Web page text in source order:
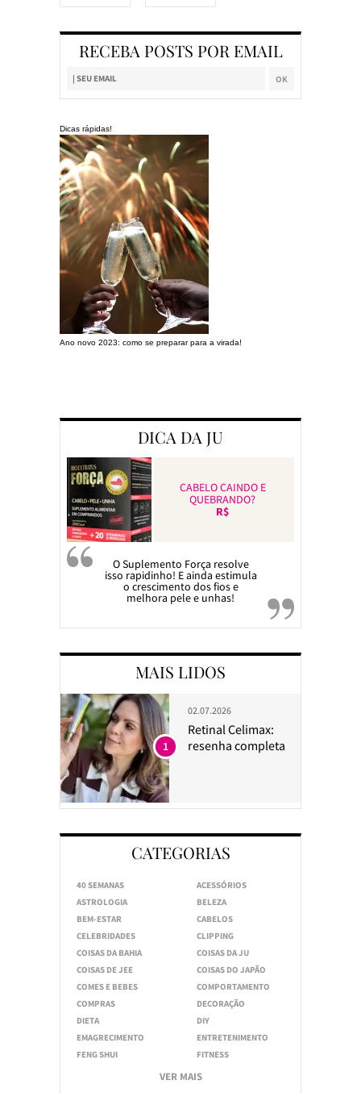
RECEBA POSTS POR EMAIL
Dicas rápidas!
Ano novo 2023: como se preparar para a virada!
DICA DA JU
CABELO CAINDO E
QUEBRANDO?
R$
O Suplemento Força resolve
isso rapidinho! E ainda estimula
o crescimento dos fios e
melhora pele e unhas!
MAIS LIDOS
02.07.2026
Retinal Celimax:
resenha completa
1
CATEGORIAS
40 SEMANAS
ACESSÓRIOS
ASTROLOGIA
BELEZA
BEM-ESTAR
CABELOS
CELEBRIDADES
CLIPPING
COISAS DA BAHIA
COISAS DA JU
COISAS DE JEE
COISAS DO JAPÃO
COMES E BEBES
COMPORTAMENTO
COMPRAS
DECORAÇÃO
DIETA
DIY
EMAGRECIMENTO
ENTRETENIMENTO
FENG SHUI
FITNESS
VER MAIS